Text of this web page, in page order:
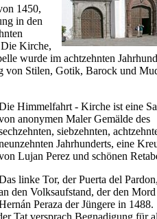
1450,
in den
Kirche,
wurde im achtzehnten
von Stilen, Gotik, Barock und
Himmelfahrt - Kirche ist eine
anonymen Maler Gemälde des
siebzehnten,
Jahrhunderts, eine
Lujan Perez und schönen
linke Tor, derPuerta del Pardon
den Volksaufstand, der den
Peraza der Jüngere in 1488.
Tat versprach Begnadigung für